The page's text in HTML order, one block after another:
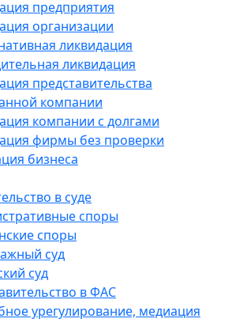
предприятия
организации
ликвидация
ликвидация
представительства
компании
компании с долгами
фирмы без проверки
бизнеса
в суде
споры
споры
суд
суд
в ФАС
урегулирование, медиация